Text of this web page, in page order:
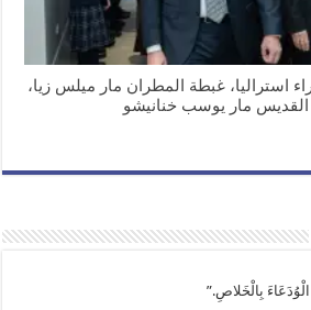
استراليا، غبطة المطران مار ميلس زيا،
القديس مار يوسب خنانيشو
بِالْخَلاصِ.”